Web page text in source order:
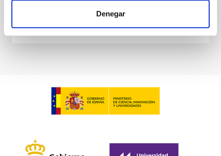
Denegar